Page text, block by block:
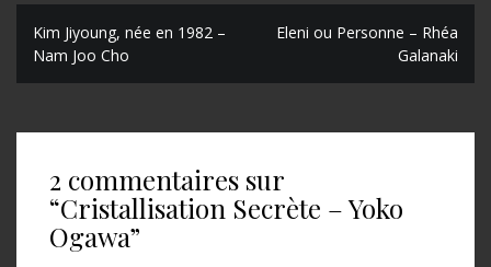
N
a
Kim Jiyoung, née en 1982 –
Nam Joo Cho
Eleni ou Personne – Rhéa
Galanaki
2 commentaires sur
“Cristallisation Secrète – Yoko
Ogawa”